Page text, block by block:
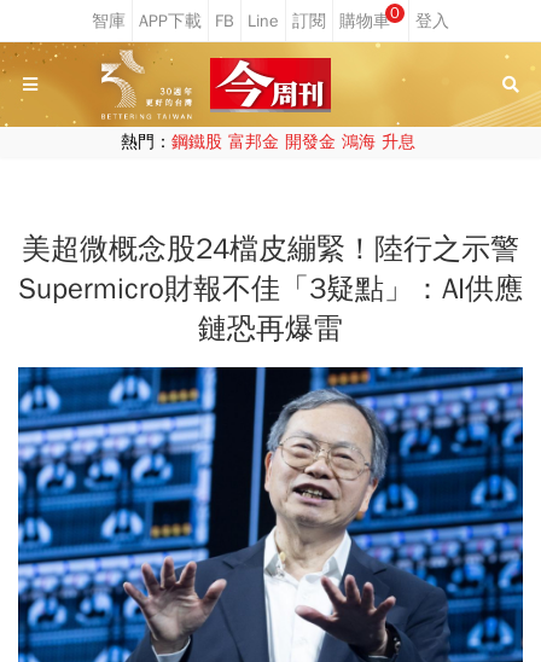
0
熱門： 鋼鐵股 富邦金 開發金 鴻海 升息
美超微概念股24檔皮繃緊！陸行之示警
Supermicro財報不佳「3疑點」：AI供應
鏈恐再爆雷